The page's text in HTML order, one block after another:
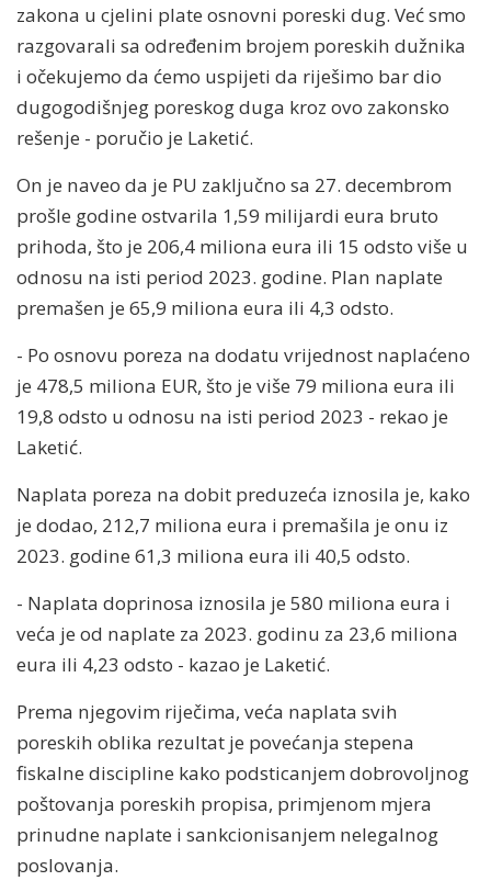
zakona u cjelini plate osnovni poreski dug. Već smo
razgovarali sa određenim brojem poreskih dužnika
i očekujemo da ćemo uspijeti da riješimo bar dio
dugogodišnjeg poreskog duga kroz ovo zakonsko
rešenje - poručio je Laketić.
On je naveo da je PU zaključno sa 27. decembrom
prošle godine ostvarila 1,59 milijardi eura bruto
prihoda, što je 206,4 miliona eura ili 15 odsto više u
odnosu na isti period 2023. godine. Plan naplate
premašen je 65,9 miliona eura ili 4,3 odsto.
- Po osnovu poreza na dodatu vrijednost naplaćeno
je 478,5 miliona EUR, što je više 79 miliona eura ili
19,8 odsto u odnosu na isti period 2023 - rekao je
Laketić.
Naplata poreza na dobit preduzeća iznosila je, kako
je dodao, 212,7 miliona eura i premašila je onu iz
2023. godine 61,3 miliona eura ili 40,5 odsto.
- Naplata doprinosa iznosila je 580 miliona eura i
veća je od naplate za 2023. godinu za 23,6 miliona
eura ili 4,23 odsto - kazao je Laketić.
Prema njegovim riječima, veća naplata svih
poreskih oblika rezultat je povećanja stepena
fiskalne discipline kako podsticanjem dobrovoljnog
poštovanja poreskih propisa, primjenom mjera
prinudne naplate i sankcionisanjem nelegalnog
poslovanja.